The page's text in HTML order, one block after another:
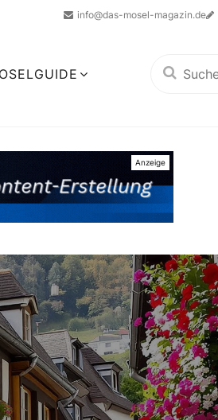
info@das-mosel-magazin.de